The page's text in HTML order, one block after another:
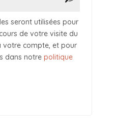
seront utilisées pour
de votre visite du
votre compte, et pour
dans notre politique